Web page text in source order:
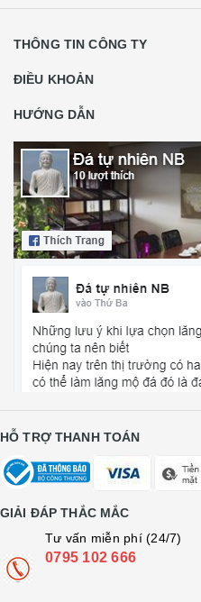
THÔNG TIN CÔNG TY
ĐIỀU KHOẢN
HƯỚNG DẪN
HỖ TRỢ THANH TOÁN
GIẢI ĐÁP THẮC MẮC
Tư vấn miễn phí (24/7)
0795 102 666